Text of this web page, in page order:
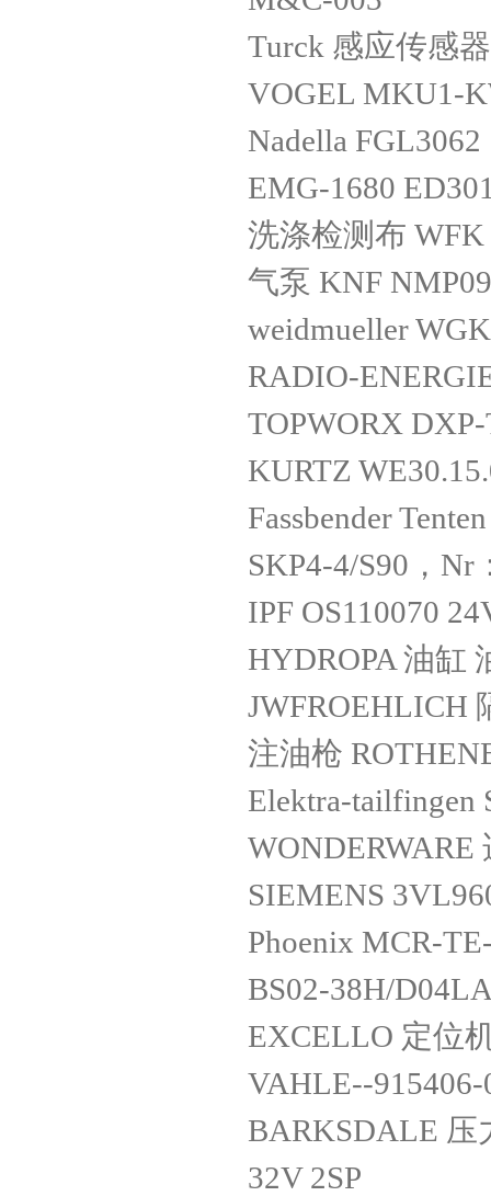
Turck 感应传感
VOGEL MKU1-
Nadella FGL3062
EMG-1680
洗涤检测布 WFK
气泵 KNF
weidmueller
RADIO-
TOPWORX
KURTZ
Fassbender
SKP4-4/S90，Nr
IPF OS110070
HYDROPA 油缸
JWFROEHLICH
注油枪
Elektra-tailfingen
SIEMENS
Phoenix MCR-
BS02-38H/
EXCELLO 定位
VAHLE--
BARKSDALE 压
32V 2SP